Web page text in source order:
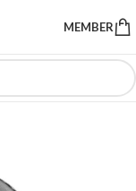
MEMBER